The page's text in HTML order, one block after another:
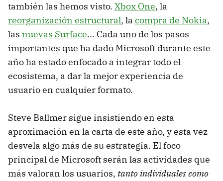
también las hemos visto. Xbox One, la
reorganización estructural, la compra de Nokia,
las nuevas Surface... Cada uno de los pasos
importantes que ha dado Microsoft durante este
año ha estado enfocado a integrar todo el
ecosistema, a dar la mejor experiencia de
usuario en cualquier formato.
Steve Ballmer sigue insistiendo en esta
aproximación en la carta de este año, y esta vez
desvela algo más de su estrategia. El foco
principal de Microsoft serán las actividades que
más valoran los usuarios, tanto individuales como